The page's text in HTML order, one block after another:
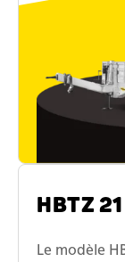
HBTZ
Le modèle